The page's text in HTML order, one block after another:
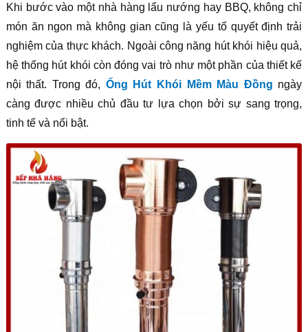
Khi bước vào một nhà hàng lẩu nướng hay BBQ, không chỉ
món ăn ngon mà không gian cũng là yếu tố quyết định trải
nghiệm của thực khách. Ngoài công năng hút khói hiệu quả,
hệ thống hút khói còn đóng vai trò như một phần của thiết kế
nội thất. Trong đó, Ống Hút Khói Mềm Màu Đồng ngày
càng được nhiều chủ đầu tư lựa chọn bởi sự sang trọng,
tinh tế và nổi bật.